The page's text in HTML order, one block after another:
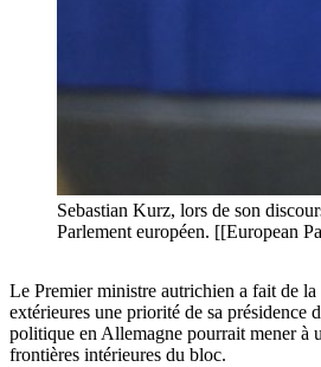
Sebastian Kurz, lors de son
Parlement européen. [[European
Le Premier ministre autrichien a fait de
extérieures une priorité de sa présidence
politique en Allemagne pourrait mener à
frontières intérieures du bloc.